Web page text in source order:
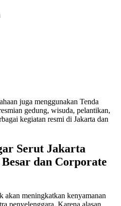
juga menggunakan Tenda
gedung, wisuda, pelantikan,
kegiatan resmi di Jakarta dan
Serut Jakarta
dan Corporate
akan meningkatkan kenyamanan
penyelenggara. Karena alasan